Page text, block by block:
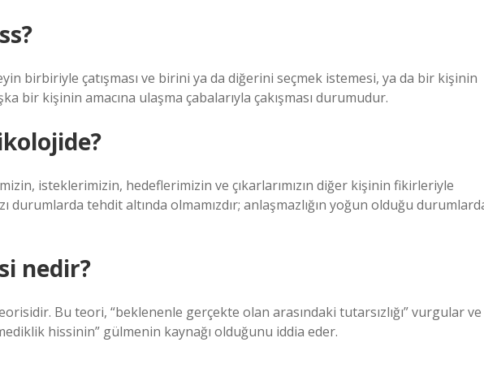
birbiriyle çatışması ve birini ya da diğerini seçmek istemesi, ya da bir kişinin
bir kişinin amacına ulaşma çabalarıyla çakışması durumudur.
isteklerimizin, hedeflerimizin ve çıkarlarımızın diğer kişinin fikirleriyle
durumlarda tehdit altında olmamızdır; anlaşmazlığın yoğun olduğu
nedir?
Bu teori, “beklenenle gerçekte olan arasındaki tutarsızlığı” vurgular ve
hissinin” gülmenin kaynağı olduğunu iddia eder.